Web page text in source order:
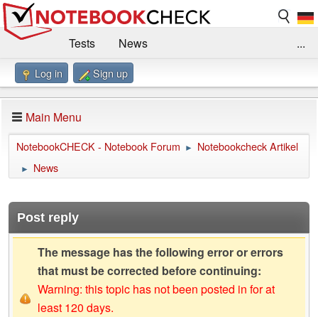
Tests
News
Benchmarks / Technik
Forum
Impressum
...
Log in Sign up
Main Menu
NotebookCHECK - Notebook Forum ► Notebookcheck Artikel
► News
Post reply
The message has the following error or errors
that must be corrected before continuing:
Warning: this topic has not been posted in for at
least 120 days.